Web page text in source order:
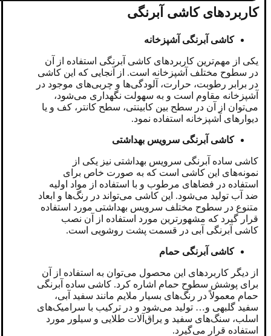
کاربردهای کاشی آبرنگی
کاشی آبرنگی آشپزخانه
یکی از مهم‌ترین کاربردهای کاشی آبرنگی استفاده از آن
در سطوح مختلف آشپزخانه است. از آنجایی که این کاشی
در برابر رطوبت، حرارت، آلودگی‌ها و چربی‌های موجود در
آشپزخانه مقاوم است و به سهولت نگهداری می‌شود،
می‌توان از آن در سطح بین کابینتی، سطح کانتر، کف و یا
دیوارهای آشپزخانه استفاده نمود.
کاشی آبرنگی سرویس بهداشتی
کاشی ساده آبرنگی سرویس بهداشتی نیز یکی از
نمونه‌های این کاشی است که به صورت خاص برای
استفاده در فضاهای مرطوب و با استفاده از مواد اولیه
ضد آب تولید می‌شود. این کاشی می‌تواند در رنگ‌ها و ابعاد
متنوع در سطوح مختلف سرویس بهداشتی مورد استفاده
قرار گیرد که مشهورترین مورد استفاده از آن نصب
کاشی آبرنگی آبی در قسمت پشت روشویی است.
کاشی آبرنگی حمام
از دیگر کاربردهای این محصول می‌توان به استفاده از آن
برای پوشش سطوح حمام اشاره کرد. کاشی ساده آبرنگی
حمام معمولاً در رنگ‌های بسیار ملایم مانند سفید آبی،
سفید گلبهی و… تولید می‌شود و در ترکیب با سرامیک‌های
اسلب، سنگ‌های سفید و یراق‌آلات طلایی و سیلور مورد
استفاده قرار می‌گیرد.